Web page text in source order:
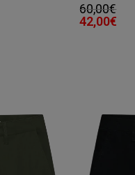
60,00€
42,00€